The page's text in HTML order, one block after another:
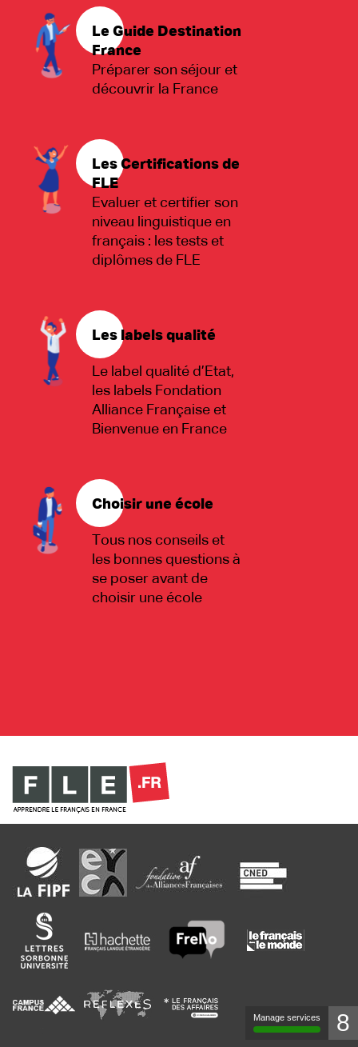
Le Guide Destination
France
Préparer son séjour et
découvrir la France
Les Certifications de
FLE
Evaluer et certifier son
niveau linguistique en
français : les tests et
diplômes de FLE
Les labels qualité
Le label qualité d’Etat,
les labels Fondation
Alliance Française et
Bienvenue en France
Choisir une école
Tous nos conseils et
les bonnes questions à
se poser avant de
choisir une école
Manage services 8